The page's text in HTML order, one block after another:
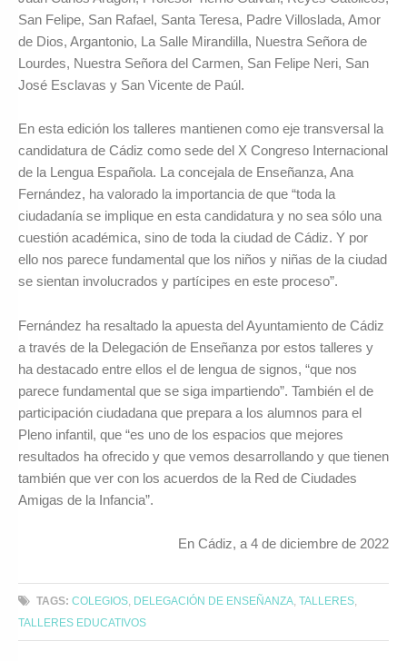
San Felipe, San Rafael, Santa Teresa, Padre Villoslada, Amor
de Dios, Argantonio, La Salle Mirandilla, Nuestra Señora de
Lourdes, Nuestra Señora del Carmen, San Felipe Neri, San
José Esclavas y San Vicente de Paúl.
En esta edición los talleres mantienen como eje transversal la
candidatura de Cádiz como sede del X Congreso Internacional
de la Lengua Española. La concejala de Enseñanza, Ana
Fernández, ha valorado la importancia de que “toda la
ciudadanía se implique en esta candidatura y no sea sólo una
cuestión académica, sino de toda la ciudad de Cádiz. Y por
ello nos parece fundamental que los niños y niñas de la ciudad
se sientan involucrados y partícipes en este proceso”.
Fernández ha resaltado la apuesta del Ayuntamiento de Cádiz
a través de la Delegación de Enseñanza por estos talleres y
ha destacado entre ellos el de lengua de signos, “que nos
parece fundamental que se siga impartiendo”. También el de
participación ciudadana que prepara a los alumnos para el
Pleno infantil, que “es uno de los espacios que mejores
resultados ha ofrecido y que vemos desarrollando y que tienen
también que ver con los acuerdos de la Red de Ciudades
Amigas de la Infancia”.
En Cádiz, a 4 de diciembre de 2022
TAGS: COLEGIOS DELEGACIÓN DE ENSEÑANZA ,TALLERES
TALLERES EDUCATIVOS